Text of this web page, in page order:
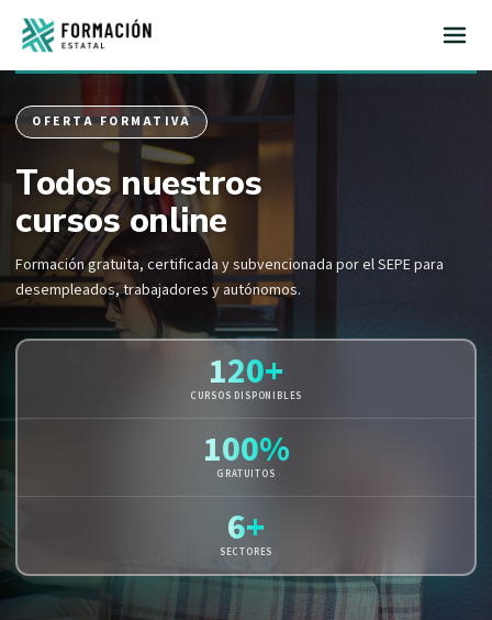
Inicio
OFERTA FORMATIVA
Todos nuestros
cursos online
Formación gratuita, certificada y subvencionada por el SEPE para
desempleados, trabajadores y autónomos.
120+
CURSOS DISPONIBLES
100%
GRATUITOS
6+
SECTORES